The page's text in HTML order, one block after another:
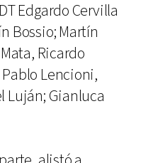
Edgardo Cervilla
Bossio; Martín
Ricardo
Lencioni,
Luján; Gianluca